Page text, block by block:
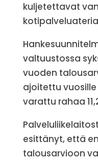
kuljetettavat
valtuustossa
vuoden
ajoitettu vuosille
varattu rahaa
esittänyt, että
talousarvioon